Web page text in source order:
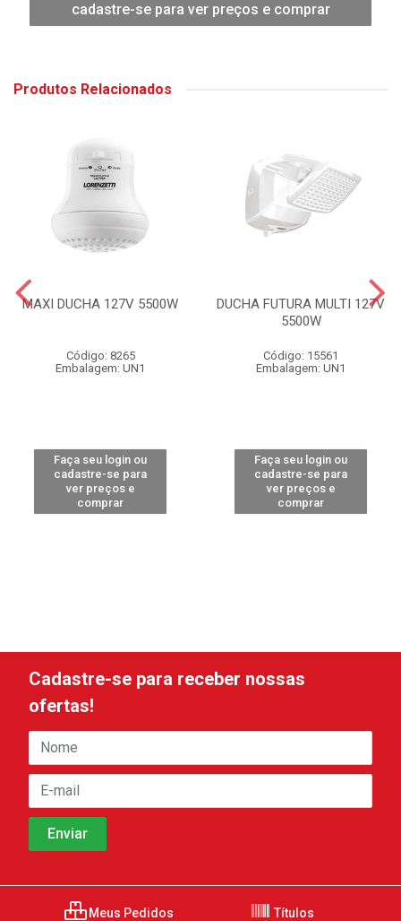
cadastre-se para ver preços e comprar
Produtos Relacionados
MAXI DUCHA 127V 5500W
Código: 8265
Embalagem: UN1
Faça seu login ou
cadastre-se para
ver preços e
comprar
DUCHA FUTURA MULTI 127V
5500W
Código: 15561
Embalagem: UN1
Faça seu login ou
cadastre-se para
ver preços e
comprar
Cadastre-se para receber nossas
ofertas!
Meus Pedidos Títulos